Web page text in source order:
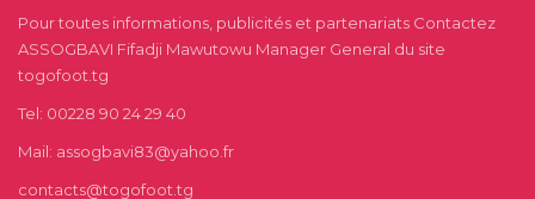
Pour toutes informations, publicités et partenariats Contactez
ASSOGBAVI Fifadji Mawutowu Manager General du site
togofoot.tg
Tel: 00228 90 24 29 40
Mail: assogbavi83@yahoo.fr
contacts@togofoot.tg